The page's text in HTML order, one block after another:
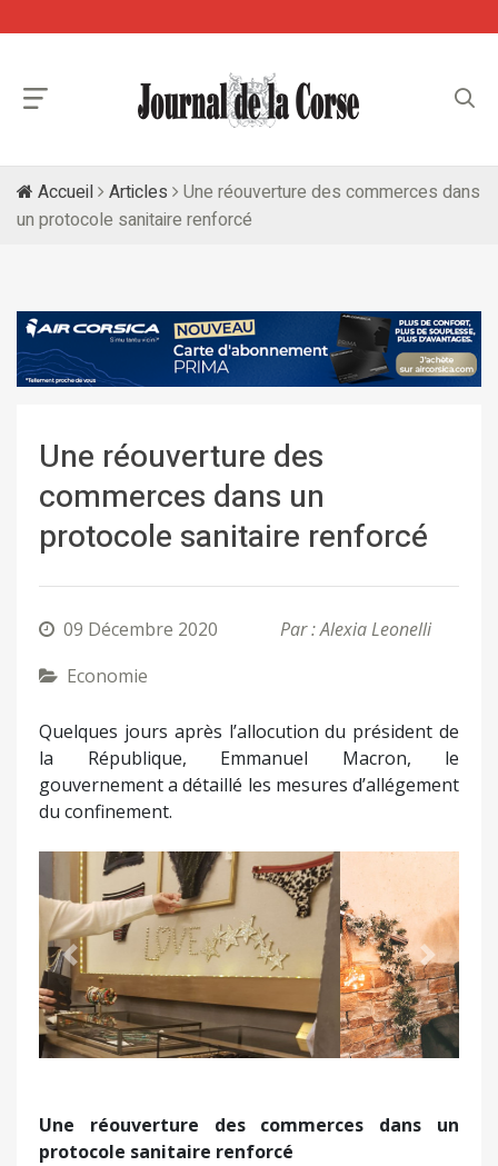
Accueil Articles
Une réouverture des commerces dans
un protocole sanitaire renforcé
Une réouverture des
commerces dans un
protocole sanitaire renforcé
09 Décembre 2020
Par : Alexia Leonelli
Economie
Quelques jours après l’allocution du président de
la République, Emmanuel Macron, le
gouvernement a détaillé les mesures d’allégement
du confinement.
Précédent Suivant
Une réouverture des commerces dans un
protocole sanitaire renforcé